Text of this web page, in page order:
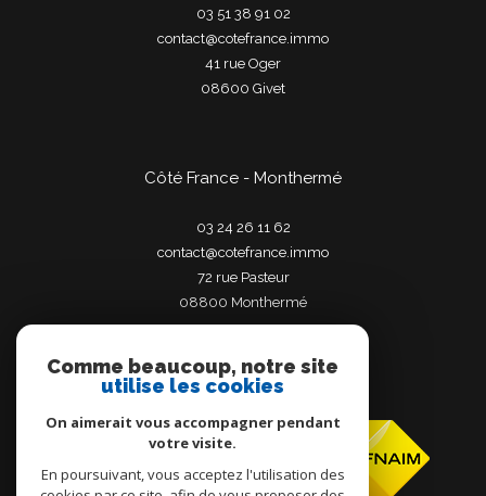
03 51 38 91 02
contact@cotefrance.immo
41 rue Oger
08600
givet
Côté France - Monthermé
03 24 26 11 62
contact@cotefrance.immo
72 rue Pasteur
08800
monthermé
Adhérents
Comme beaucoup, notre site
utilise les cookies
On aimerait vous accompagner pendant
votre visite.
En poursuivant, vous acceptez l'utilisation des